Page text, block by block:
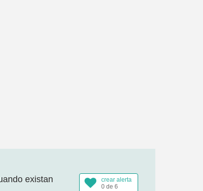
crear alerta
0 de 6
existan